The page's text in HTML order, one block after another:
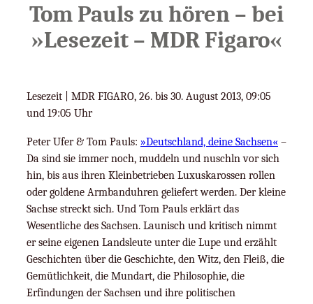
Tom Pauls zu hören – bei
»Lesezeit – MDR Figaro«
Lesezeit | MDR FIGARO, 26. bis 30. August 2013, 09:05
und 19:05 Uhr
Peter Ufer & Tom Pauls: »Deutschland, deine Sachsen« –
Da sind sie immer noch, muddeln und nuschln vor sich
hin, bis aus ihren Kleinbetrieben Luxuskarossen rollen
oder goldene Armbanduhren geliefert werden. Der kleine
Sachse streckt sich. Und Tom Pauls erklärt das
Wesentliche des Sachsen. Launisch und kritisch nimmt
er seine eigenen Landsleute unter die Lupe und erzählt
Geschichten über die Geschichte, den Witz, den Fleiß, die
Gemütlichkeit, die Mundart, die Philosophie, die
Erfindungen der Sachsen und ihre politischen